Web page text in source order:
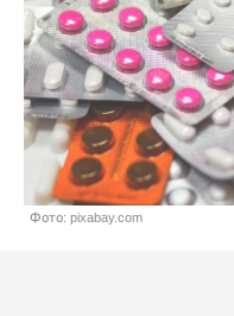
Фото: pixabay.com